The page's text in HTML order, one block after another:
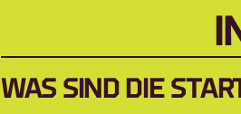
WAS SIND DIE